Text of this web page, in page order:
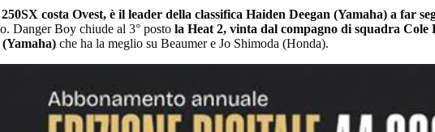
costa Ovest, è il leader della classifica Haiden Deegan (Yamaha) a far
Danger Boy chiude al 3° posto la Heat 2, vinta dal compagno di squadra Cole
che ha la meglio su Beaumer e Jo Shimoda (Honda).